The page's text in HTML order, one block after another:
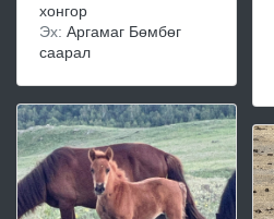
хонгор
Эх: Аргамаг Бөмбөг
саарал